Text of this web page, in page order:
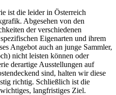
ist die leider in Österreich
Abgesehen von den
der verschiedenen
Eigenarten und ihrem
Angebot auch an junge Sammler,
nicht leisten können oder
derartige Ausstellungen auf
sind, halten wir diese
richtig. Schließlich ist die
langfristiges Ziel.